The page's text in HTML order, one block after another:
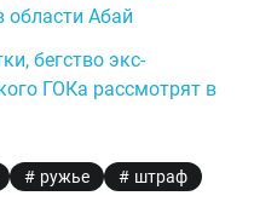
области Абай
бегство экс-
ГОКа рассмотрят в
ружье штраф